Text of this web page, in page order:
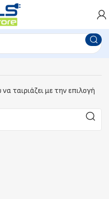
ταιριάζει με την επιλογή